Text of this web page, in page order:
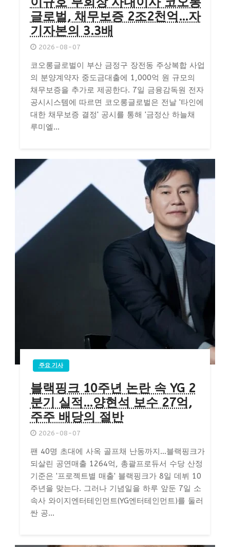
글로벌, 채무보증 2조2천억…자
기자본의 3.3배
2026-08-07
코오롱글로벌이 부산 금정구 장전동 주상복합 사업
의 분양계약자 중도금대출에 1,000억 원 규모의
채무보증을 추가로 제공한다. 7일 금융감독원 전자
공시시스템에 따르면 코오롱글로벌은 전날 '타인에
대한 채무보증 결정' 공시를 통해 '금정산 하늘채
루미엘...
주요 기사
블랙핑크 10주년 논란 속 YG 2
분기 실적…양현석 보수 27억,
주주 배당의 절반
2026-08-07
팬 40명 초대에 사옥 골프채 난동까지…블랙핑크가
되살린 공연매출 1264억, 총괄프로듀서 수당 산정
기준은 '프로젝트별 매출' 블랙핑크가 8일 데뷔 10
주년을 맞는다. 그러나 기념일을 하루 앞둔 7일 소
속사 와이지엔터테인먼트(YG엔터테인먼트)를 둘러
싼 공...